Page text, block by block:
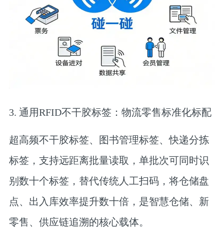
3. 通用RFID不干胶标签：物流零售标准化标配
超高频不干胶标签、图书管理标签、快递分拣
标签，支持远距离批量读取，单批次可同时识
别数十个标签，替代传统人工扫码，将仓储盘
点、出入库效率提升数十倍，是智慧仓储、新
零售、供应链追溯的核心载体。